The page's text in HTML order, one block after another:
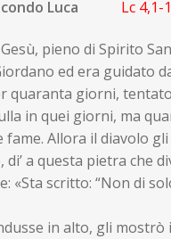
Luca Lc 4,1-
pieno di Spirito
ed era guidato
quaranta giorni,
in quei giorni, ma
Allora il diavolo gli
di’ a questa pietra che
«Sta scritto: “Non di
in alto, gli mostrò